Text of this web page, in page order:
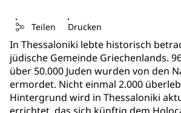
Teilen Drucken
In Thessaloniki lebte historisch
jüdische Gemeinde Griechenlands.
über 50.000 Juden wurden von den
ermordet. Nicht einmal 2.000
Hintergrund wird in Thessaloniki